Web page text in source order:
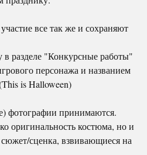
все так же и сохраняют
разделе "Конкурсные работы"
персонажа и названием
is Halloween)
фотографии принимаются.
оригинальность костюма, но и
сценка, взвивающиеся на